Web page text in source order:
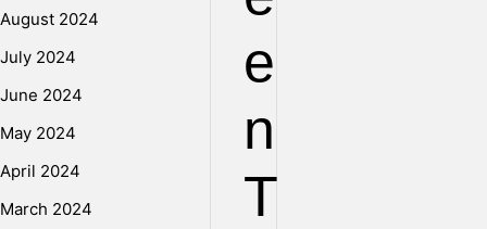
e
n
T
August 2024
July 2024
June 2024
May 2024
April 2024
March 2024